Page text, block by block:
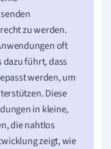
zu werden.
oft
dazu führt, dass
werden, um
Diese
in kleine,
die nahtlos
zeigt, wie